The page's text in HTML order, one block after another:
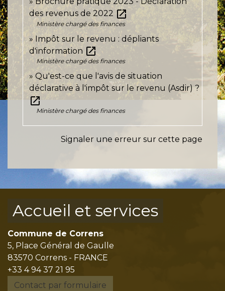
des revenus de 2022 open_in_new
Ministère chargé des finances
Impôt sur le revenu : dépliants
d'information open_in_new
Ministère chargé des finances
Qu'est-ce que l'avis de situation
déclarative à l'impôt sur le revenu (Asdir) ?
open_in_new
Ministère chargé des finances
Signaler une erreur sur cette page
Accueil et services
Commune de Correns
5, Place Général de Gaulle
83570 Correns - FRANCE
+33 4 94 37 21 95
Contact par formulaire